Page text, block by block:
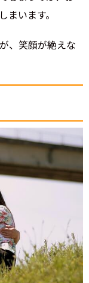
まいます。
、笑顔が絶えな